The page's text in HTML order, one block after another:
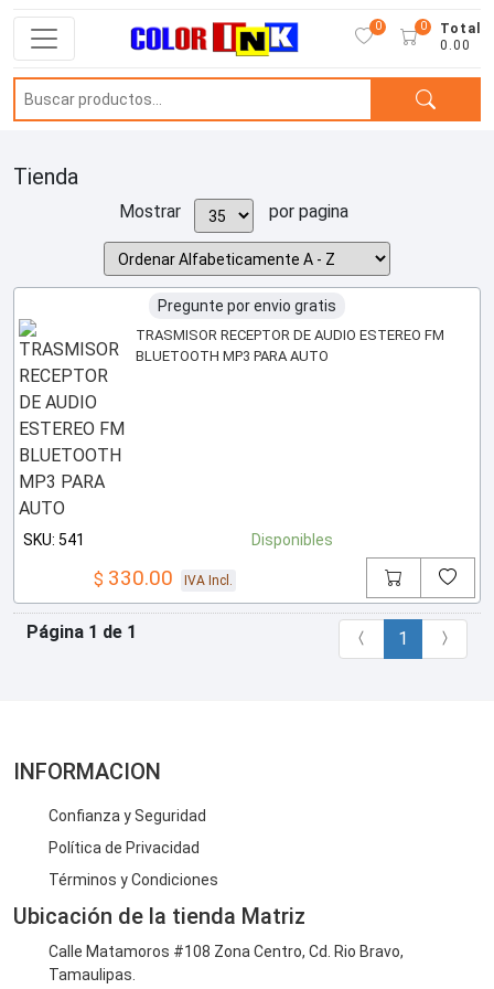
0
Total
0.00
0
Tienda
Mostrar por pagina
Pregunte por envio gratis
TRASMISOR RECEPTOR DE AUDIO ESTEREO FM
BLUETOOTH MP3 PARA AUTO
SKU: 541 Disponibles
$ 330.00 IVA Incl.
Página 1 de 1 1
INFORMACION
Confianza y Seguridad
Política de Privacidad
Términos y Condiciones
Ubicación de la tienda Matriz
Calle Matamoros #108 Zona Centro, Cd. Rio Bravo,
Tamaulipas.